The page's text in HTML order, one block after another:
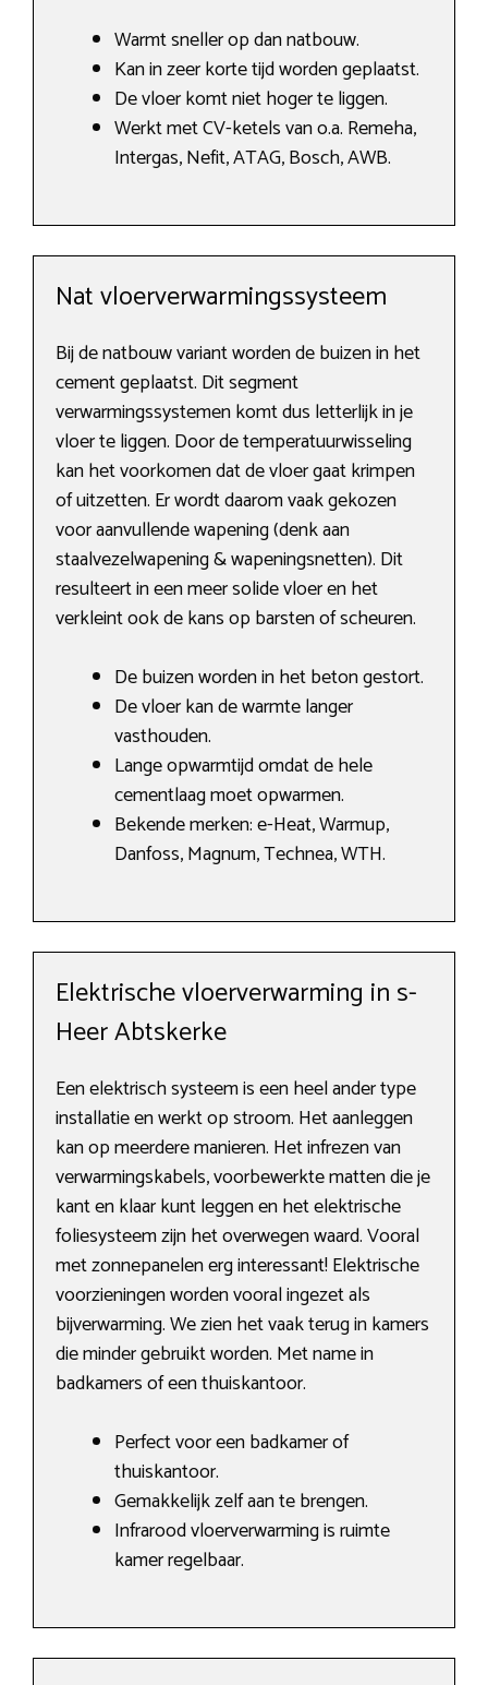
Warmt sneller op dan natbouw.
Kan in zeer korte tijd worden geplaatst.
De vloer komt niet hoger te liggen.
Werkt met CV-ketels van o.a. Remeha,
Intergas, Nefit, ATAG, Bosch, AWB.
Nat vloerverwarmingssysteem
Bij de natbouw variant worden de buizen in het
cement geplaatst. Dit segment
verwarmingssystemen komt dus letterlijk in je
vloer te liggen. Door de temperatuurwisseling
kan het voorkomen dat de vloer gaat krimpen
of uitzetten. Er wordt daarom vaak gekozen
voor aanvullende wapening (denk aan
staalvezelwapening & wapeningsnetten). Dit
resulteert in een meer solide vloer en het
verkleint ook de kans op barsten of scheuren.
De buizen worden in het beton gestort.
De vloer kan de warmte langer
vasthouden.
Lange opwarmtijd omdat de hele
cementlaag moet opwarmen.
Bekende merken: e-Heat, Warmup,
Danfoss, Magnum, Technea, WTH.
Elektrische vloerverwarming in s-
Heer Abtskerke
Een elektrisch systeem is een heel ander type
installatie en werkt op stroom. Het aanleggen
kan op meerdere manieren. Het infrezen van
verwarmingskabels, voorbewerkte matten die je
kant en klaar kunt leggen en het elektrische
foliesysteem zijn het overwegen waard. Vooral
met zonnepanelen erg interessant! Elektrische
voorzieningen worden vooral ingezet als
bijverwarming. We zien het vaak terug in kamers
die minder gebruikt worden. Met name in
badkamers of een thuiskantoor.
Perfect voor een badkamer of
thuiskantoor.
Gemakkelijk zelf aan te brengen.
Infrarood vloerverwarming is ruimte
kamer regelbaar.